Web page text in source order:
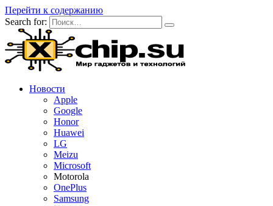
Перейти к содержанию
Search for:
Новости
Apple
Google
Honor
Huawei
LG
Meizu
Microsoft
Motorola
OnePlus
Samsung